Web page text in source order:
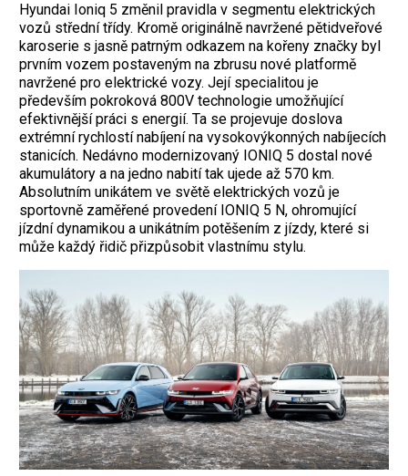
Hyundai Ioniq 5 změnil pravidla v segmentu elektrických
vozů střední třídy. Kromě originálně navržené pětidveřové
karoserie s jasně patrným odkazem na kořeny značky byl
prvním vozem postaveným na zbrusu nové platformě
navržené pro elektrické vozy. Její specialitou je
především ­pokroková 800V technologie umožňující
efektivnější práci s energií. Ta se projevuje doslova
extrémní rychlostí nabíjení na vysokovýkonných nabíjecích
stanicích. Nedávno modernizovaný IONIQ 5 dostal nové
akumulátory a na jedno nabití tak ujede až 570 km.
Absolutním unikátem ve světě elektrických vozů je
sportovně zaměřené provedení IONIQ 5 N, ohromující
jízdní dynamikou a unikátním potěšením z jízdy, které si
může každý řidič přizpůsobit vlastnímu stylu.